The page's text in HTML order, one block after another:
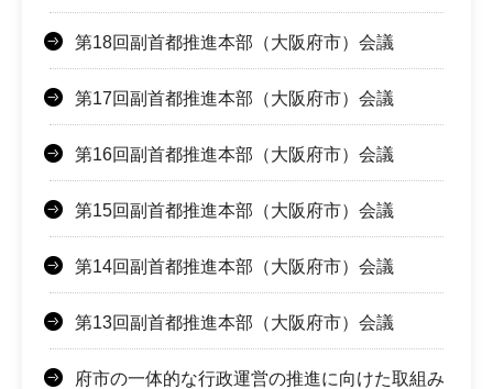
第18回副首都推進本部（大阪府市）会議
第17回副首都推進本部（大阪府市）会議
第16回副首都推進本部（大阪府市）会議
第15回副首都推進本部（大阪府市）会議
第14回副首都推進本部（大阪府市）会議
第13回副首都推進本部（大阪府市）会議
府市の一体的な行政運営の推進に向けた取組み